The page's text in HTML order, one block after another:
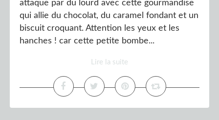
attaque par du lourd avec cette gourmandise
qui allie du chocolat, du caramel fondant et un
biscuit croquant. Attention les yeux et les
hanches ! car cette petite bombe...
Lire la suite